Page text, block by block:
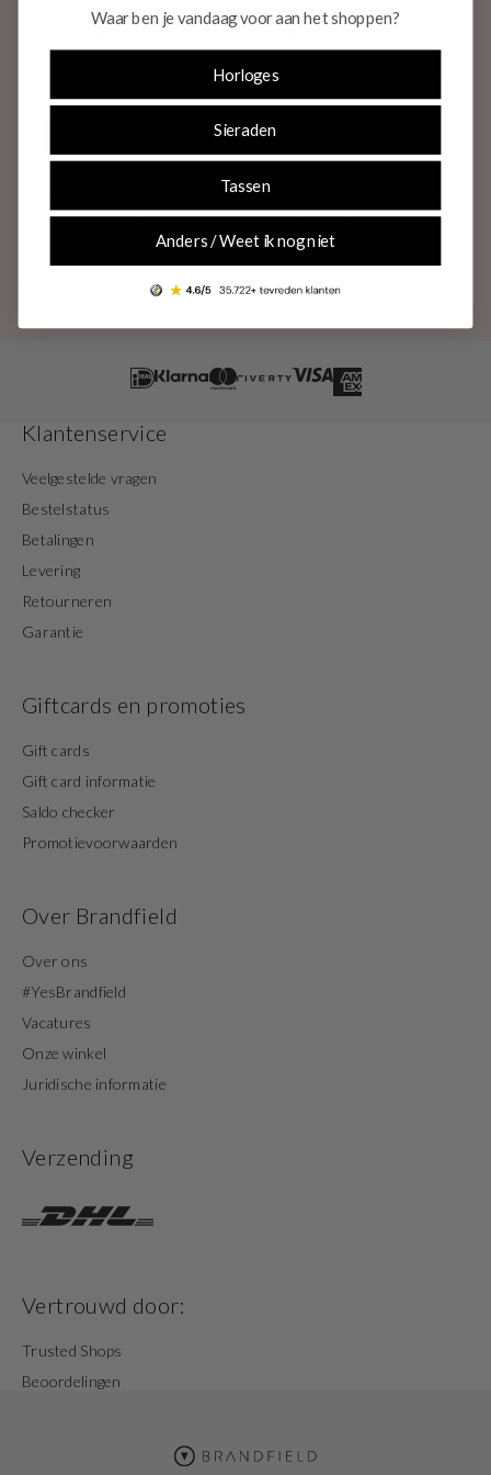
dames & heren
INSCHRIJVEN
voor meer informatie over hoe wij jouw gegevens
verwerken. Je kan je op elk moment kosteloos uitschrijven.
Klantenservice
Veelgestelde vragen
Bestelstatus
Betalingen
Levering
Retourneren
Garantie
Giftcards en promoties
Gift cards
Gift card informatie
Saldo checker
Promotievoorwaarden
Over Brandfield
Over ons
#YesBrandfield
Vacatures
Onze winkel
Juridische informatie
Verzending
Vertrouwd door:
Trusted Shops
Beoordelingen
Waar ben je vandaag voor aan het shoppen?
Horloges
Sieraden
Tassen
Anders / Weet ik nog niet